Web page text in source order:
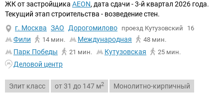
ЖК от застройщика AEON, дата сдачи - 3-й квартал 2026 года.
Текущий этап строительства - возведение стен.
г. Москва ЗАО Дорогомилово проезд Кутузовский 16
Фили 14 мин. Международная 48 мин.
Парк Победы 21 мин. Кутузовская 25 мин.
Деловой центр
Элит класс от 31 до 147 м2 Монолитно-кирпичный